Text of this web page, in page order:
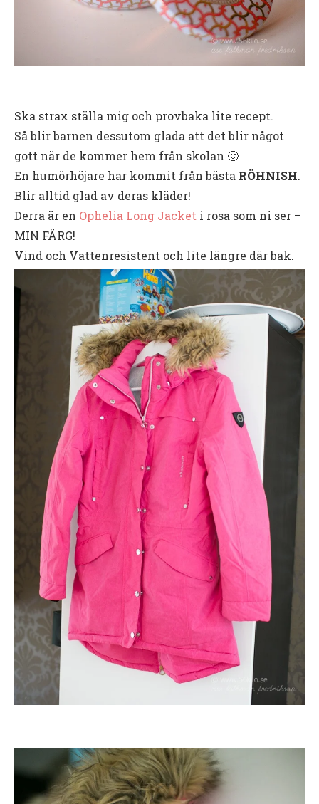
Ska strax ställa mig och provbaka lite recept.
Så blir barnen dessutom glada att det blir något
gott när de kommer hem från skolan 🙂
En humörhöjare har kommit från bästa RÖHNISH.
Blir alltid glad av deras kläder!
Derra är en Ophelia Long Jacket i rosa som ni ser –
MIN FÄRG!
Vind och Vattenresistent och lite längre där bak.